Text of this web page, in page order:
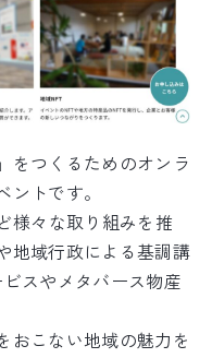
をつくるためのオンラ
ントです。
様々な取り組みを推
地域行政による基調講
スやメタバース物産
おこない地域の魅力を